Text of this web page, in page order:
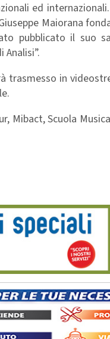
ed
Maiorana
pubblicato il suo
trasmesso in
Mibact, Scuola